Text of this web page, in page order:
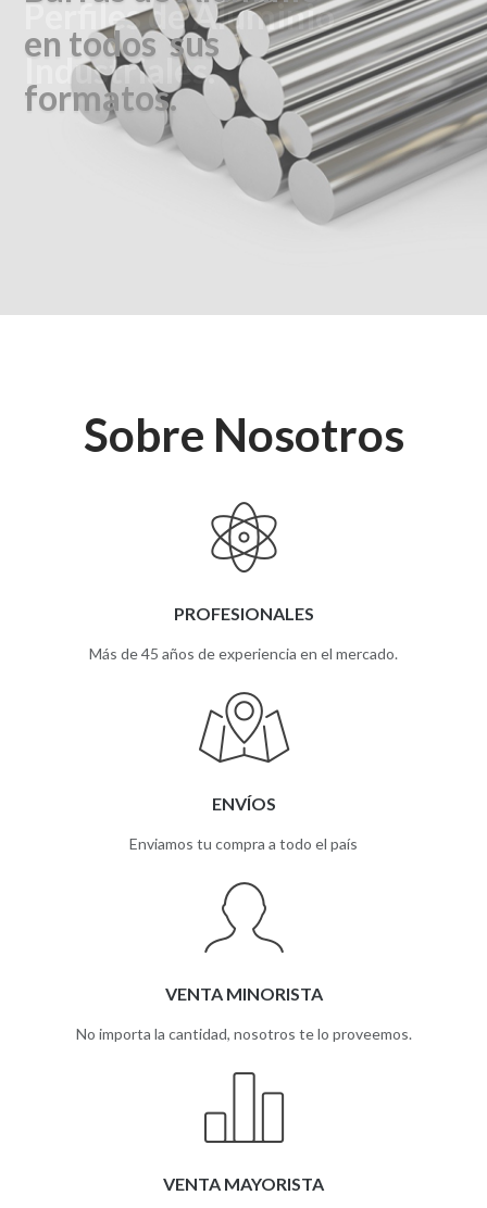
en todossus
formatos.
Perfiles de Aluminio
Industriales.
Sobre Nosotros
PROFESIONALES
Más de 45 años de experiencia en el mercado.
ENVÍOS
Enviamos tu compra a todo el país
VENTA MINORISTA
No importa la cantidad, nosotros te lo proveemos.
VENTA MAYORISTA